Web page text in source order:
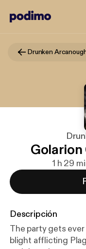
Drunken
1 h 29
Descripción
The party gets
blight afflicting